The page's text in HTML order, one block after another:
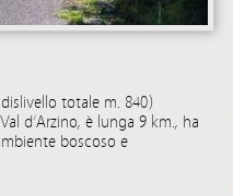
totale m. 840)
d’Arzino, è lunga 9 km., ha
boscoso e